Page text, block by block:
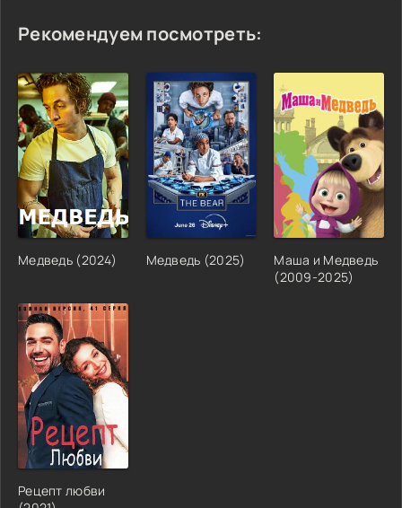
Рекомендуем посмотреть:
Медведь (2024) Медведь (2025)
Маша и Медведь
(2009-2025)
Рецепт любви